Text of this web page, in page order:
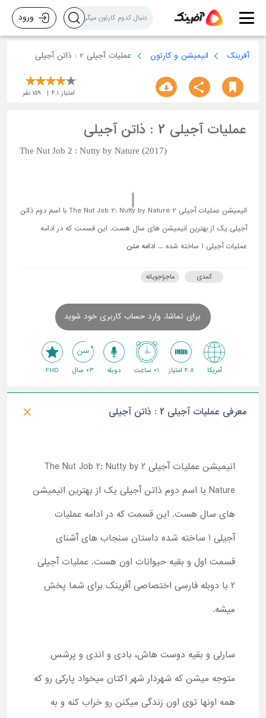
ورود
آفرینک انیمیشن و کارتون عملیات آجیلی 2 : ذاتن آجیلی
امتیاز 4.1
159 نفر
عملیات آجیلی 2 : ذاتن آجیلی
The Nut Job 2 : Nutty by Nature (2017)
انیمیشن عملیات آجیلی 2 The Nut Job 2: Nutty by Nature با اسم دوم ذاتن
آجیلی یک از بهترین انیمیشن های سال هست. این قسمت که در ادامه
عملیات آجیلی 1 ساخته شده ...
ادامه متن
کمدی ماجراجویانه
برای تماشا، وارد حساب کاربری خود شوید
آمریکا 4.8 امتیاز 1+ ساعت دوبله 3+ سال FHD
معرفی عملیات آجیلی 2 : ذاتن آجیلی
انیمیشن عملیات آجیلی 2 The Nut Job 2: Nutty by
Nature با اسم دوم ذاتن آجیلی یک از بهترین انیمیشن
های سال هست. این قسمت که در ادامه عملیات
آجیلی 1 ساخته شده داستان سنجاب های آشنای
قسمت اول و بقیه حیوانات اون هست. عملیات آجیلی
2 با دوبله فارسی اختصاصی آفرینک برای شما پخش
میشه.
سارلی و بقیه دوست هاش، بادی و اندی و پرشس
متوجه میشن که شهردار شهر اکتان میخواد پارکی رو که
همه اونها توی اون زندگی میکنن رو خراب کنه و به